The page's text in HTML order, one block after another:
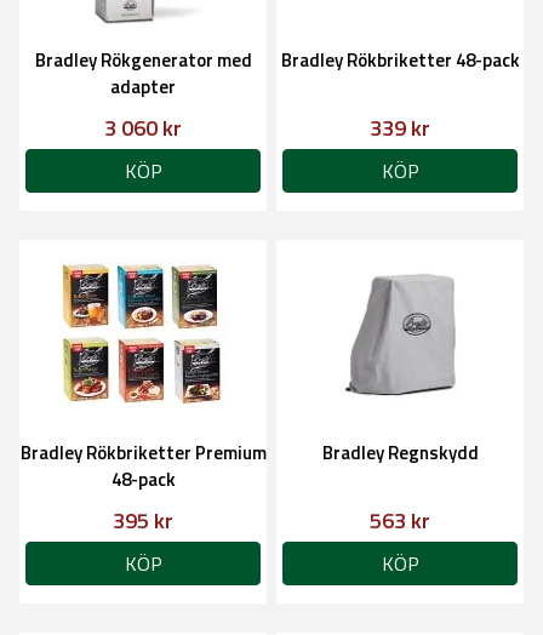
Bradley Rökgenerator med
adapter
3 060 kr
KÖP
Bradley Rökbriketter 48-pack
339 kr
KÖP
Bradley Rökbriketter Premium
48-pack
395 kr
KÖP
Bradley Regnskydd
563 kr
KÖP